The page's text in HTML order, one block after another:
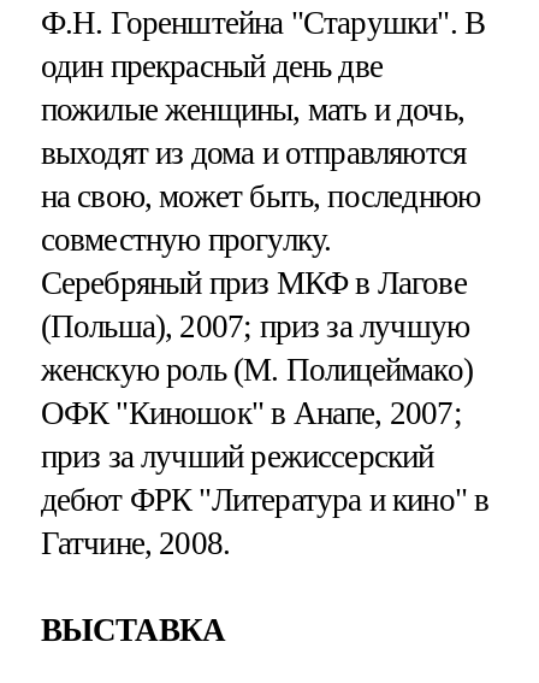
Ф.Н. Горенштейна "Старушки". В
один прекрасный день две
пожилые женщины, мать и дочь,
выходят из дома и отправляются
на свою, может быть, последнюю
совместную прогулку.
Серебряный приз МКФ в Лагове
(Польша), 2007; приз за лучшую
женскую роль (М. Полицеймако)
ОФК "Киношок" в Анапе, 2007;
приз за лучший режиссерский
дебют ФРК "Литература и кино" в
Гатчине, 2008.
ВЫСТАВКА